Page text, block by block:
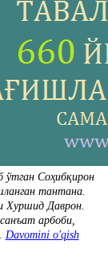
ўтган Соҳибқирон
тантана.
Хуршид Даврон.
арбоби,
Davomini o'qish